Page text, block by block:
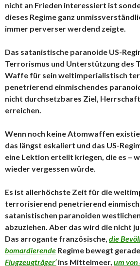
nicht an Frieden interessiert ist
dieses Regime ganz
immer perverser werdend zeigte.
Das satanistische paranoide US-
Terrorismus und Unterstützung des
Waffe für sein weltimperialistisch
penetrierend einmischendes
nicht durchsetzbares Ziel,
erreichen.
Wenn noch keine Atomwaffen
das längst eskaliert und das US-
eine Lektion erteilt kriegen, die es –
wieder vergessen würde.
Es ist allerhöchste Zeit für die
terrorisierend penetrierend
satanistischen paranoiden
abzuziehen. Aber das wird die nicht
Das arrogante französische, die
bomardierende Regime bewegt
Flugzeugträger‘ins Mittelmeer, um von